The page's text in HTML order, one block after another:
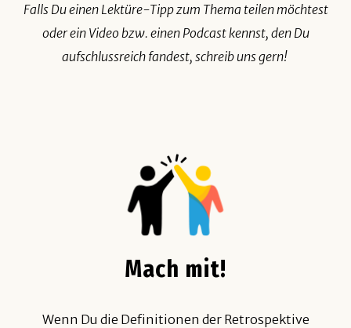
Falls Du einen Lektüre-Tipp zum Thema teilen möchtest
oder ein Video bzw. einen Podcast kennst, den Du
aufschlussreich fandest, schreib uns gern!
Mach mit!
Wenn Du die Definitionen der Retrospektive